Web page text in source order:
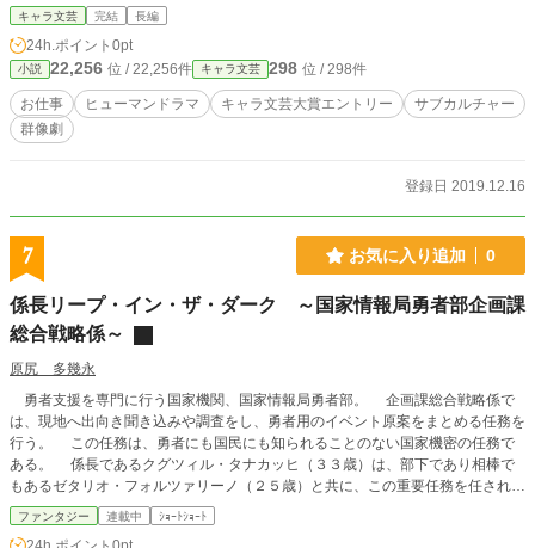
キャラ文芸 完結 長編
24h.ポイント 0pt
小説 22,256 位 / 22,256件 キャラ文芸 298 位 / 298件
お仕事 ヒューマンドラマ キャラ文芸大賞エントリー
サブカルチャー
群像劇
登録日 2019.12.16
7 お気に入り追加 0
係長リープ・イン・ザ・ダーク ～国家情報局勇者部企画課
総合戦略係～
原尻 多幾永
勇者支援を専門に行う国家機関、国家情報局勇者部。 企画課総合戦略係で
は、現地へ出向き聞き込みや調査をし、勇者用のイベント原案をまとめる任務を
行う。 この任務は、勇者にも国民にも知られることのない国家機密の任務で
ある。 係長であるクグツィル・タナカッヒ（３３歳）は、部下であり相棒で
もあるゼタリオ・フォルツァリーノ（２５歳）と共に、この重要任務を任されて
いる。総合戦略などという仰々しい係の名前だが、ひとことで言えばただの現地
調査だ。 公務員としての使命感を胸に係長クグツィルは、ある時は忍びやか
ファンタジー 連載中 ｼｮｰﾄｼｮｰﾄ